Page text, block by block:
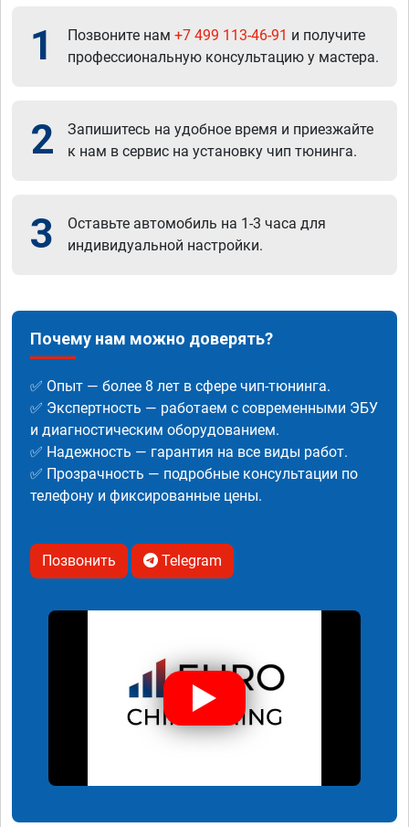
1 Позвоните нам +7 499 113-46-91 и получите
профессиональную консультацию у мастера.
2
Запишитесь на удобное время и приезжайте
к нам в сервис на установку чип тюнинга.
3
Оставьте автомобиль на 1-3 часа для
индивидуальной настройки.
Почему нам можно доверять?
✅ Опыт — более 8 лет в сфере чип-тюнинга.
✅ Экспертность — работаем с современными ЭБУ
и диагностическим оборудованием.
✅ Надежность — гарантия на все виды работ.
✅ Прозрачность — подробные консультации по
телефону и фиксированные цены.
Позвонить Telegram